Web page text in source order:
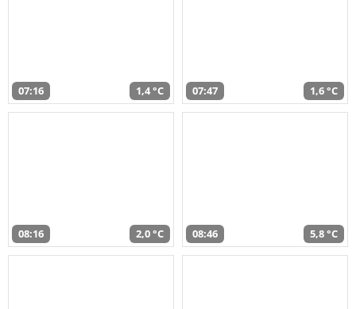
07:16 1,4 °C 07:47 1,6 °C
08:16 2,0 °C 08:46 5,8 °C